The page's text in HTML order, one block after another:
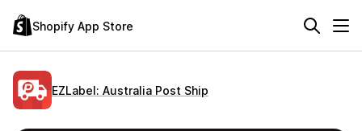
Shopify App Store
EZLabel: Australia Post Ship